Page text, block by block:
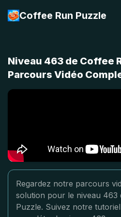
Coffee Run Puzzle
Niveau 463 de Coffee
Parcours Vidéo
Regardez notre parcours
solution pour le niveau 463
Puzzle. Suivez notre